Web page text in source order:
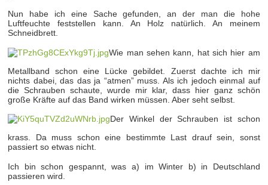
Nun habe ich eine Sache gefunden, an der man die hohe
Luftfeuchte feststellen kann. An Holz natürlich. An meinem
Schneidbrett.
Wie man sehen kann, hat sich hier am
Metallband schon eine Lücke gebildet. Zuerst dachte ich mir
nichts dabei, das das ja “atmen” muss. Als ich jedoch einmal auf
die Schrauben schaute, wurde mir klar, dass hier ganz schön
große Kräfte auf das Band wirken müssen. Aber seht selbst.
Der Winkel der Schrauben ist schon
krass. Da muss schon eine bestimmte Last drauf sein, sonst
passiert so etwas nicht.
Ich bin schon gespannt, was a) im Winter b) in Deutschland
passieren wird.